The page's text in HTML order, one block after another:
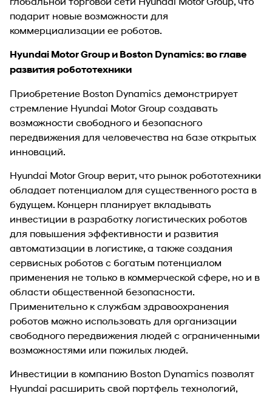
подарит новые возможности для
коммерциализации ее роботов.
Hyundai Motor Group и Boston Dynamics: во главе
развития робототехники
Приобретение Boston Dynamics демонстрирует
стремление Hyundai Motor Group создавать
возможности свободного и безопасного
передвижения для человечества на базе открытых
инноваций.
Hyundai Motor Group верит, что рынок робототехники
обладает потенциалом для существенного роста в
будущем. Концерн планирует вкладывать
инвестиции в разработку логистических роботов
для повышения эффективности и развития
автоматизации в логистике, а также создания
сервисных роботов с богатым потенциалом
применения не только в коммерческой сфере, но и в
области общественной безопасности.
Применительно к службам здравоохранения
роботов можно использовать для организации
свободного передвижения людей с ограниченными
возможностями или пожилых людей.
Инвестиции в компанию Boston Dynamics позволят
Hyundai расширить свой портфель технологий,